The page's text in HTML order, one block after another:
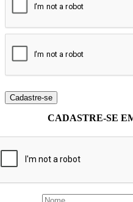
CADASTRE-SE